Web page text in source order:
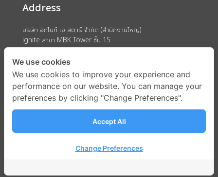
Address
บริษัท อิกไนท์ เอ สตาร์ จำกัด (สำนักงานใหญ่)
ignite สาขา MBK Tower ชั้น 15
ถนนพญาไท แขวงวังใหม่ เขตปทุมวัน กรุงเทพมหานคร 10330
We use cookies
We use cookies to improve your experience and
performance on our website. You can manage your
preferences by clicking "Change Preferences".
Accept All
Change Preferences